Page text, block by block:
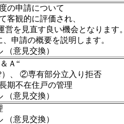
度の申請について
客観的に評価され、
を見直す良い機会となります。
請の概要を説明します。
（意見交換）
＆Ａ“
、 ②専有部分立入り拒否
不在住戸の管理
（意見交換）
（意見交換）